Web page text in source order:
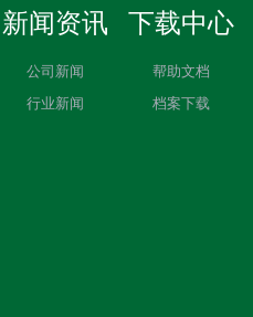
新闻资讯
公司新闻
行业新闻
下载中心
帮助文档
档案下载